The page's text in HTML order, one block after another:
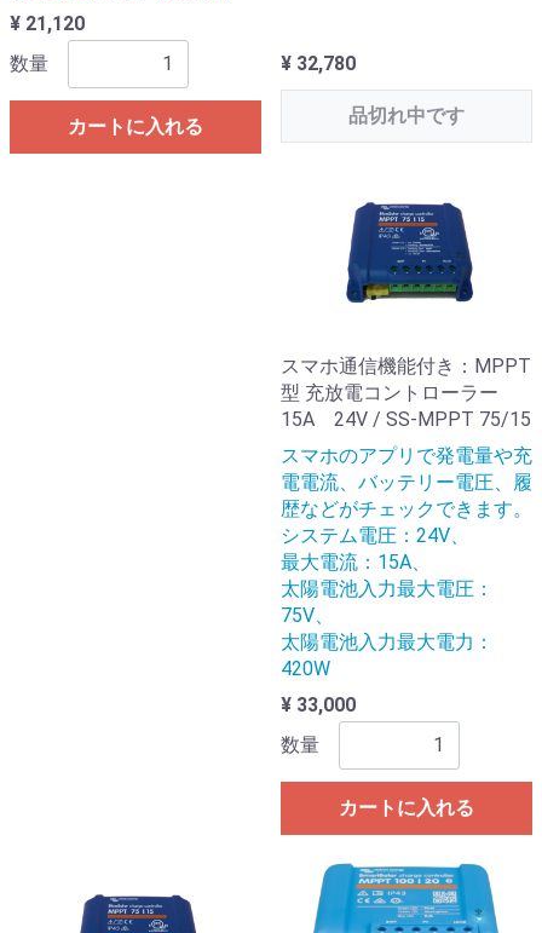
¥ 21,120
数量
カートに入れる
¥ 32,780
品切れ中です
スマホ通信機能付き：MPPT
型 充放電コントローラー
15A 24V / SS-MPPT 75/15
スマホのアプリで発電量や充
電電流、バッテリー電圧、履
歴などがチェックできます。
システム電圧：24V、
最大電流：15A、
太陽電池入力最大電圧：
75V、
太陽電池入力最大電力：
420W
¥ 33,000
数量
カートに入れる